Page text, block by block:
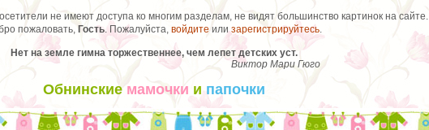
не имеют доступа ко многим разделам, не видят большинство картинок на сайте.
пожаловать, Гость. Пожалуйста, войдите илизарегистрируйтесь.
Нет на земле гимна торжественнее, чем лепет детских уст.
Виктор Мари Гюго
Обнинские мамочки ипапочки